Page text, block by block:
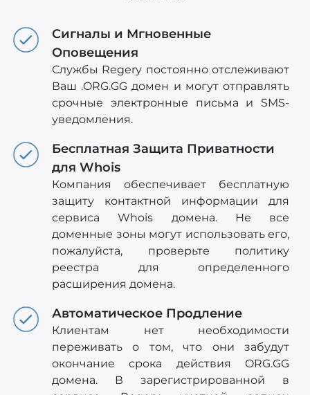
Сигналы и Мгновенные
Оповещения
Службы Regery постоянно отслеживают
Ваш .ORG.GG домен и могут отправлять
срочные электронные письма и SMS-
уведомления.
Бесплатная Защита Приватности
для Whois
Компания обеспечивает бесплатную
защиту контактной информации для
сервиса Whois домена. Не все
доменные зоны могут использовать его,
пожалуйста, проверьте политику
реестра для определенного
расширения домена.
Автоматическое Продление
Клиентам нет необходимости
переживать о том, что они забудут
окончание срока действия ORG.GG
домена. В зарегистрированной в